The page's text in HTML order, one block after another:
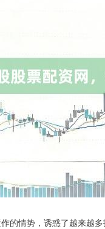
的情势，诱惑了越来越